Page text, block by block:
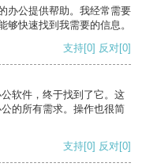
办公提供帮助。我经常需要
快速找到我需要的信息。
支持[0] 反对[0]
软件，终于找到了它。这
的所有需求。操作也很简
支持[0] 反对[0]